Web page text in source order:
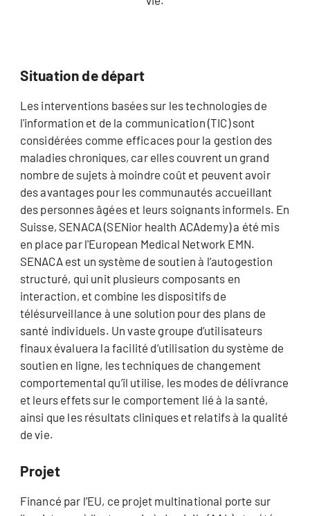
Situation de départ
Les interventions basées sur les technologies de
l'information et de la communication (TIC) sont
considérées comme efficaces pour la gestion des
maladies chroniques, car elles couvrent un grand
nombre de sujets à moindre coût et peuvent avoir
des avantages pour les communautés accueillant
des personnes âgées et leurs soignants informels. En
Suisse, SENACA (SENior health ACAdemy) a été mis
en place par l'European Medical Network EMN.
SENACA est un système de soutien à l’autogestion
structuré, qui unit plusieurs composants en
interaction, et combine les dispositifs de
télésurveillance à une solution pour des plans de
santé individuels. Un vaste groupe d’utilisateurs
finaux évaluera la facilité d’utilisation du système de
soutien en ligne, les techniques de changement
comportemental qu’il utilise, les modes de délivrance
et leurs effets sur le comportement lié à la santé,
ainsi que les résultats cliniques et relatifs à la qualité
de vie.
Projet
Financé par l’EU, ce projet multinational porte sur